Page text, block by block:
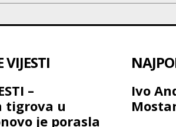
VIJESTI
–
tigrova u
je porasla
Ivo